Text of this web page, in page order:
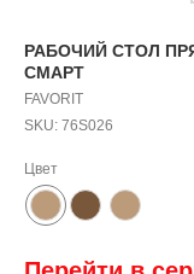
РАБОЧИЙ СТОЛ
СМАРТ
FAVORIT
SKU: 76S026
Цвет